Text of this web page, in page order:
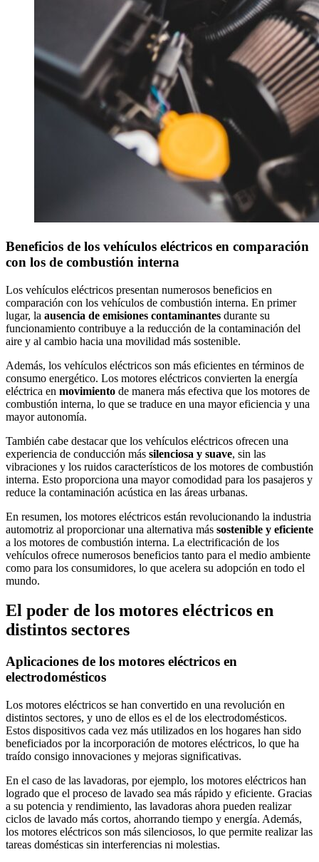
Beneficios de los vehículos eléctricos en comparación
con los de combustión interna
Los vehículos eléctricos presentan numerosos beneficios en
comparación con los vehículos de combustión interna. En primer
lugar, la ausencia de emisiones contaminantes durante su
funcionamiento contribuye a la reducción de la contaminación del
aire y al cambio hacia una movilidad más sostenible.
Además, los vehículos eléctricos son más eficientes en términos de
consumo energético. Los motores eléctricos convierten la energía
eléctrica en movimiento de manera más efectiva que los motores de
combustión interna, lo que se traduce en una mayor eficiencia y una
mayor autonomía.
También cabe destacar que los vehículos eléctricos ofrecen una
experiencia de conducción más silenciosa y suave, sin las
vibraciones y los ruidos característicos de los motores de combustión
interna. Esto proporciona una mayor comodidad para los pasajeros y
reduce la contaminación acústica en las áreas urbanas.
En resumen, los motores eléctricos están revolucionando la industria
automotriz al proporcionar una alternativa más sostenible y eficiente
a los motores de combustión interna. La electrificación de los
vehículos ofrece numerosos beneficios tanto para el medio ambiente
como para los consumidores, lo que acelera su adopción en todo el
mundo.
El poder de los motores eléctricos en
distintos sectores
Aplicaciones de los motores eléctricos en
electrodomésticos
Los motores eléctricos se han convertido en una revolución en
distintos sectores, y uno de ellos es el de los electrodomésticos.
Estos dispositivos cada vez más utilizados en los hogares han sido
beneficiados por la incorporación de motores eléctricos, lo que ha
traído consigo innovaciones y mejoras significativas.
En el caso de las lavadoras, por ejemplo, los motores eléctricos han
logrado que el proceso de lavado sea más rápido y eficiente. Gracias
a su potencia y rendimiento, las lavadoras ahora pueden realizar
ciclos de lavado más cortos, ahorrando tiempo y energía. Además,
los motores eléctricos son más silenciosos, lo que permite realizar las
tareas domésticas sin interferencias ni molestias.